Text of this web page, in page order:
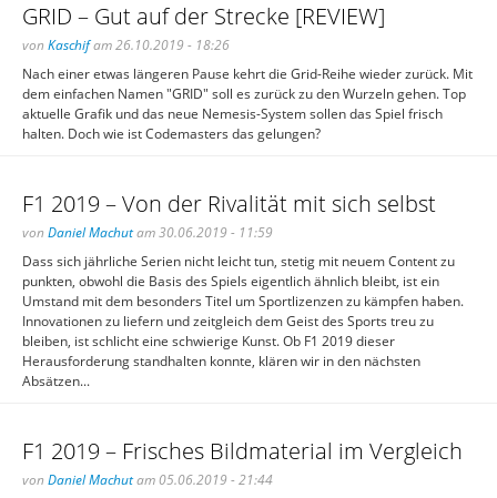
GRID – Gut auf der Strecke [REVIEW]
von Kaschifam 26.10.2019 - 18:26
Nach einer etwas längeren Pause kehrt die Grid-Reihe wieder zurück. Mit
dem einfachen Namen "GRID" soll es zurück zu den Wurzeln gehen. Top
aktuelle Grafik und das neue Nemesis-System sollen das Spiel frisch
halten. Doch wie ist Codemasters das gelungen?
F1 2019 – Von der Rivalität mit sich selbst
von Daniel Machutam 30.06.2019 - 11:59
Dass sich jährliche Serien nicht leicht tun, stetig mit neuem Content zu
punkten, obwohl die Basis des Spiels eigentlich ähnlich bleibt, ist ein
Umstand mit dem besonders Titel um Sportlizenzen zu kämpfen haben.
Innovationen zu liefern und zeitgleich dem Geist des Sports treu zu
bleiben, ist schlicht eine schwierige Kunst. Ob F1 2019 dieser
Herausforderung standhalten konnte, klären wir in den nächsten
Absätzen...
F1 2019 – Frisches Bildmaterial im Vergleich
von Daniel Machutam 05.06.2019 - 21:44